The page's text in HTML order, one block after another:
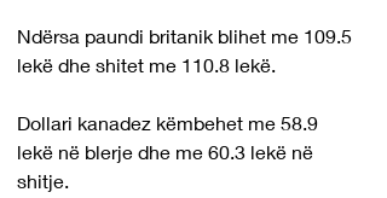
Ndërsa paundi britanik blihet me 109.5
lekë dhe shitet me 110.8 lekë.
Dollari kanadez këmbehet me 58.9
lekë në blerje dhe me 60.3 lekë në
shitje.